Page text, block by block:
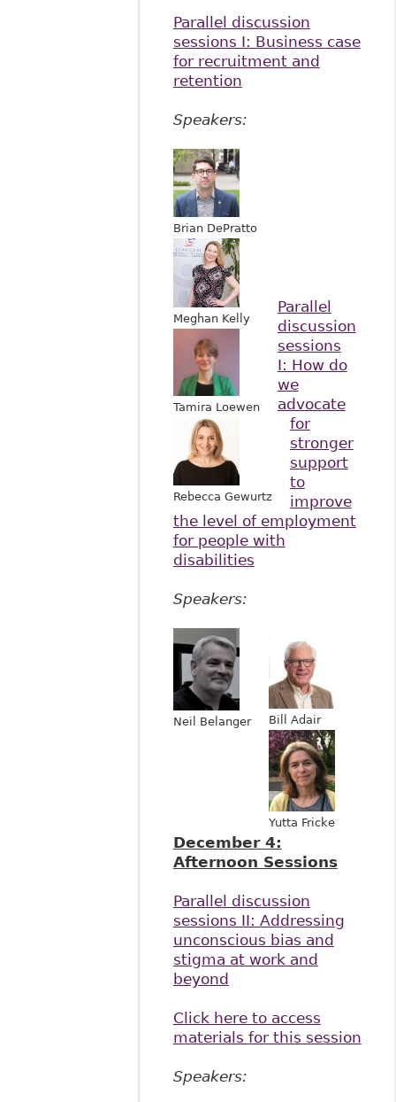
Parallel discussion
sessions I: Business case
for recruitment and
retention
Speakers:
Brian DePratto
Meghan Kelly
Tamira Loewen
Rebecca Gewurtz
Parallel
discussion
sessions
I: How do
we
advocate
for
stronger
support
to
improve
the level of employment
for people with
disabilities
Speakers:
Neil Belanger Bill Adair
Yutta Fricke
December 4:
Afternoon Sessions
Parallel discussion
sessions II: Addressing
unconscious bias and
stigma at work and
beyond
Click here to access
materials for this session
Speakers: